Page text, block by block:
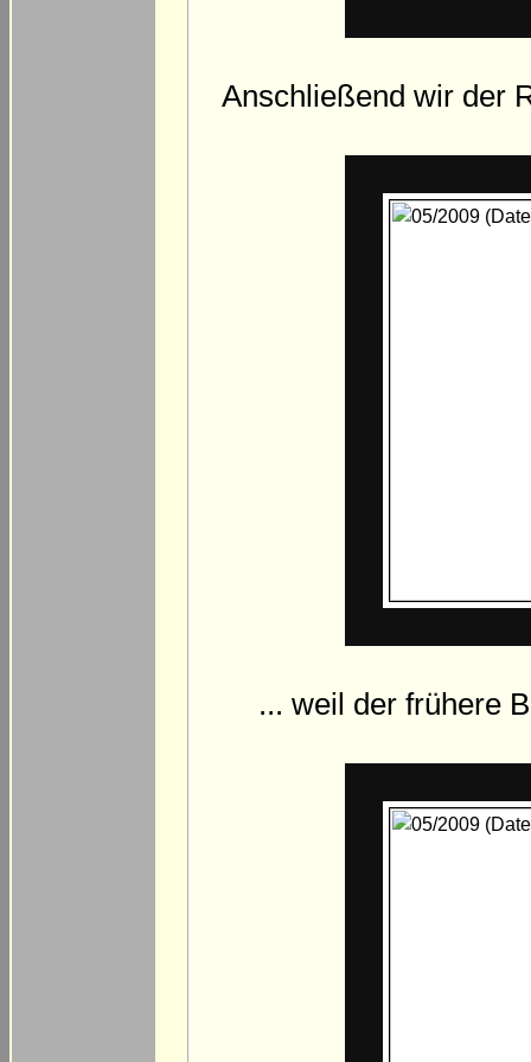
Anschließend wir der
... weil der frühere